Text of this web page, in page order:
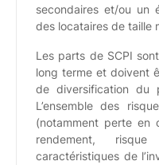
secondaires et/ou un
des locataires de taille
Les parts de SCPI
long terme et doivent
de diversification du
L’ensemble des
(notamment perte en
rendement,
caractéristiques de